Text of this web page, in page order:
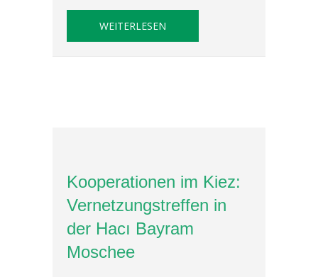
WEITERLESEN
Kooperationen im Kiez:
Vernetzungstreffen in
der Hacı Bayram
Moschee